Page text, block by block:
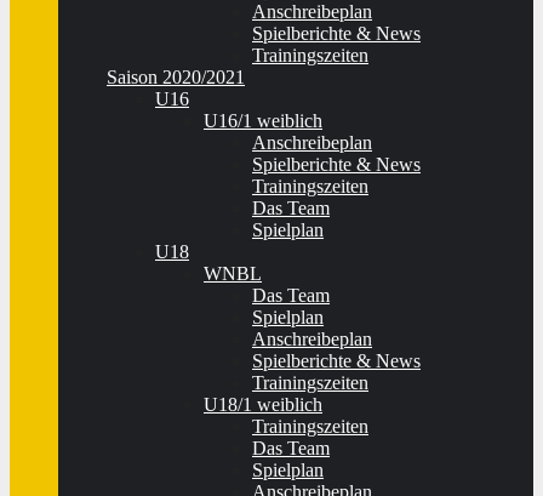
Anschreibeplan
Spielberichte & News
Trainingszeiten
Saison 2020/2021
U16
U16/1 weiblich
Anschreibeplan
Spielberichte & News
Trainingszeiten
Das Team
Spielplan
U18
WNBL
Das Team
Spielplan
Anschreibeplan
Spielberichte & News
Trainingszeiten
U18/1 weiblich
Trainingszeiten
Das Team
Spielplan
Anschreibeplan